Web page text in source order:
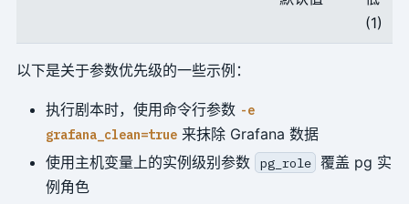
(1)
以下是关于参数优先级的一些示例：
执行剧本时，使用命令行参数 -e
grafana_clean=true来抹除 Grafana 数据
使用主机变量上的实例级别参数
pg_role 覆盖 pg 实
例角色